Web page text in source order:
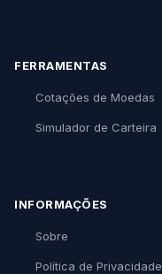
FERRAMENTAS
Cotações de Moedas
Simulador de Carteira
INFORMAÇÕES
Sobre
Política de Privacidade